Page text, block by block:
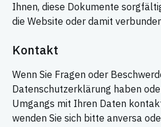
Ihnen, diese Dokumente
die Website oder damit
Kontakt
Wenn Sie Fragen oder
Datenschutzerklärung haben
Umgangs mit Ihren Daten
wenden Sie sich bitte anversa